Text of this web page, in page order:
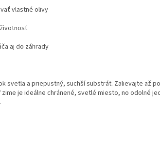
vlastné olivy
aj do záhrady
svetla a priepustný, suchší substrát. Zalievajte až po
je ideálne chránené, svetlé miesto, no odolné